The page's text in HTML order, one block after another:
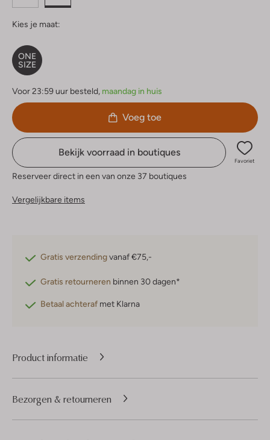
Kies je maat:
ONE
SIZE
Voor 23:59 uur besteld, maandag in huis
Voeg toe
Bekijk voorraad in boutiques
Favoriet
Reserveer direct in een van onze 37 boutiques
Vergelijkbare items
Gratis verzendingvanaf €75,-
Gratis retourneren binnen 30 dagen*
Betaal achteraf met Klarna
Product informatie
Bezorgen & retourneren